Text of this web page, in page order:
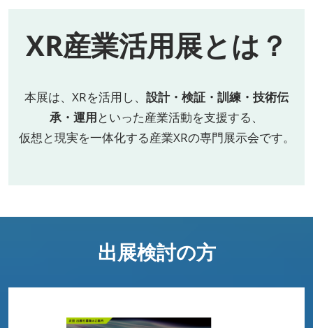
XR産業活用展とは？
本展は、XRを活用し、 設計・検証・訓練・技術伝
承・運用といった産業活動を支援する、
仮想と現実を一体化する産業XRの専門展示会です。
出展検討の方